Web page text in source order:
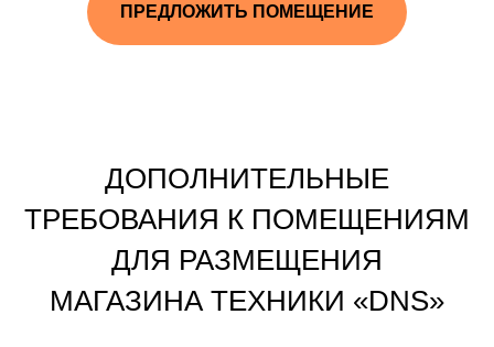
ПРЕДЛОЖИТЬ ПОМЕЩЕНИЕ
ДОПОЛНИТЕЛЬНЫЕ
ТРЕБОВАНИЯ К ПОМЕЩЕНИЯМ
ДЛЯ РАЗМЕЩЕНИЯ
МАГАЗИНА ТЕХНИКИ «DNS»